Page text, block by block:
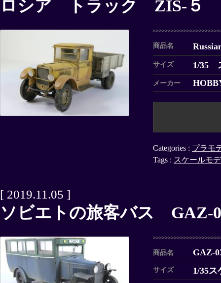
ロシア トラック ZIS-５
商品名
サイズ 1/35
メーカー
Categories : プラモ
Tags : スケールモ
[ 2019.11.05 ]
ソビエトの旅客バス GAZ-
商品名 GAZ-
サイズ 1/35ス